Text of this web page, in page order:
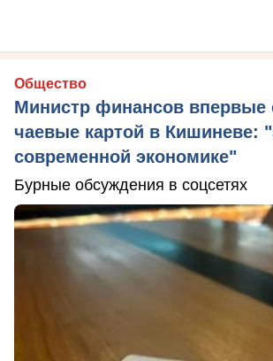
Общество
Министр финансов впервые
чаевые картой в Кишиневе:
современной экономике"
Бурные обсуждения в соцсетях